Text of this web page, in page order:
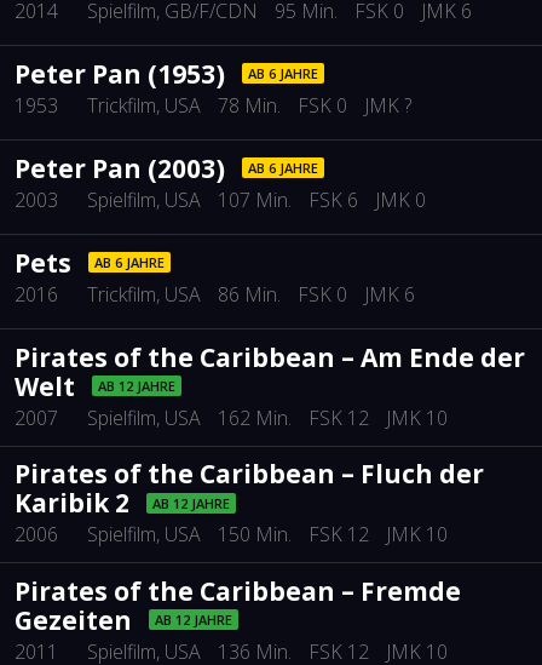
2014 Spielfilm, GB/F/CDN 95 Min. FSK 0 JMK 6
Peter Pan (1953) AB 6 JAHRE
1953 Trickfilm, USA 78 Min. FSK 0 JMK ?
Peter Pan (2003) AB 6 JAHRE
2003 Spielfilm, USA 107 Min. FSK 6 JMK 0
Pets AB 6 JAHRE
2016 Trickfilm, USA 86 Min. FSK 0 JMK 6
Pirates of the Caribbean – Am Ende der
Welt
AB 12 JAHRE
2007 Spielfilm, USA 162 Min. FSK 12 JMK 10
Pirates of the Caribbean – Fluch der
Karibik 2
AB 12 JAHRE
2006 Spielfilm, USA 150 Min. FSK 12 JMK 10
Pirates of the Caribbean – Fremde
Gezeiten
AB 12 JAHRE
2011 Spielfilm, USA 136 Min. FSK 12 JMK 10